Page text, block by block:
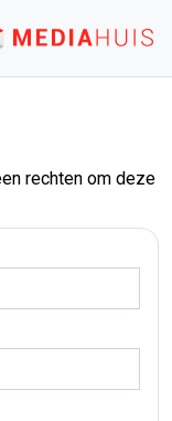
rechten om deze